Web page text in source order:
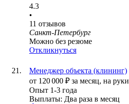
4.3
•
11 отзывов
Санкт-Петербург
Можно без резюме
Откликнуться
Менеджер объекта (клининг)
от 120 000 ₽ за месяц, на руки
Опыт 1-3 года
Выплаты: Два раза в месяц